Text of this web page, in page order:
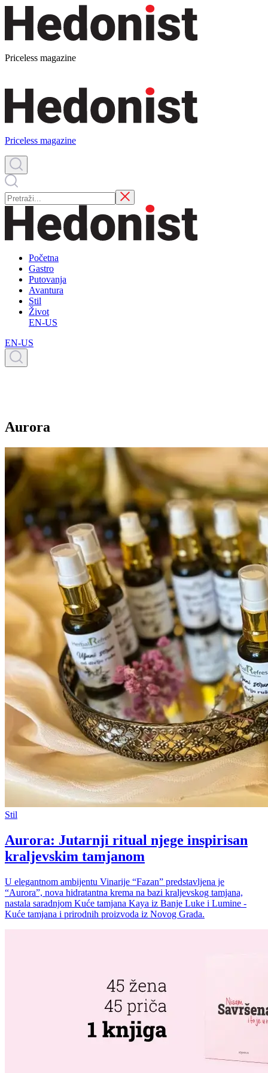
Priceless magazine
Priceless magazine
Početna
Gastro
Putovanja
Avantura
Stil
Život
EN-US
EN-US
Aurora
Stil
Aurora: Jutarnji ritual njege inspirisan
kraljevskim tamjanom
U elegantnom ambijentu Vinarije “Fazan” predstavljena je
“Aurora”, nova hidratantna krema na bazi kraljevskog tamjana,
nastala saradnjom Kuće tamjana Kaya iz Banje Luke i Lumine -
Kuće tamjana i prirodnih proizvoda iz Novog Grada.